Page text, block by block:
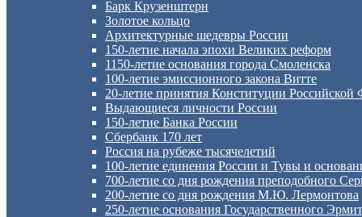
Барк Крузенштерн
Золотое кольцо
Архитектурные шедевры России
150-летие начала эпохи Великих реформ
1150-летие основания города Смоленска
100-летие эмиссионного закона Витте
20-летие принятия Конституции Российской
Выдающиеся личности России
150-летие Банка России
Сбербанк 170 лет
Россия на рубеже тысячелетий
100-летие единения России и Тувы и
700-летие со дня рождения преподобного
200-летие со дня рождения М.Ю. Лермонтова
250-летие основания Государственного